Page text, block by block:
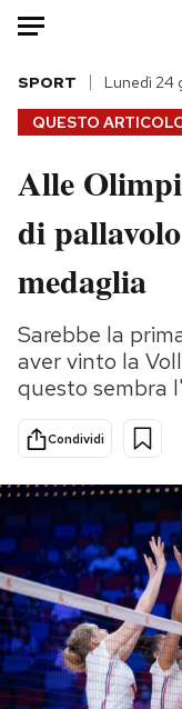
HOME
Italia
Politica
Tecnologia
Scienza
Cultura
Sport
PODCAST
NEWSLETTER
I MIEI PREFERITI
QUESTO
SPORT Lunedì 24
Alle
di
medaglia
Sarebbe la
aver vinto la
questo sembra
Condividi